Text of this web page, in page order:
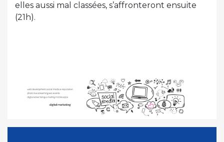
elles aussi mal classées, s’affronteront ensuite
(21h).